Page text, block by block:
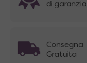
di garanzia
Consegna
Gratuita